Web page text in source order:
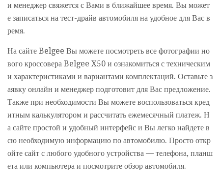
и менеджер свяжется с Вами в ближайшее время. Вы может
е записаться на тест-драйв автомобиля на удобное для Вас в
ремя.
На сайте Belgee Вы можете посмотреть все фотографии но
вого кроссовера Belgee X50 и ознакомиться с техническим
и характеристиками и вариантами комплектаций. Оставьте з
аявку онлайн и менеджер подготовит для Вас предложение.
Также при необходимости Вы можете воспользоваться кред
итным калькулятором и рассчитать ежемесячный платеж. Н
а сайте простой и удобный интерфейс и Вы легко найдете в
сю необходимую информацию по автомобилю. Просто откр
ойте сайт с любого удобного устройства — телефона, планш
ета или компьютера и посмотрите обзор автомобиля.